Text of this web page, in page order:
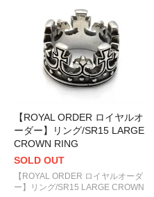
【ROYAL ORDER ロイヤルオ
ーダー】リング/SR15 LARGE
CROWN RING
SOLD OUT
【ROYAL ORDER ロイヤルオーダ
ー】リング/SR15 LARGE CROWN